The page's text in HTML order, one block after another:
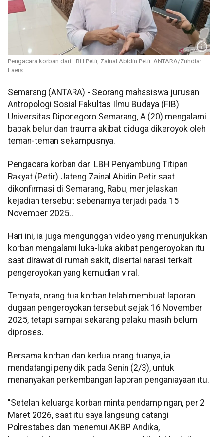
Pengacara korban dari LBH Petir, Zainal Abidin Petir. ANTARA/Zuhdiar
Laeis
Semarang (ANTARA) - Seorang mahasiswa jurusan
Antropologi Sosial Fakultas Ilmu Budaya (FIB)
Universitas Diponegoro Semarang, A (20) mengalami
babak belur dan trauma akibat diduga dikeroyok oleh
teman-teman sekampusnya.
Pengacara korban dari LBH Penyambung Titipan
Rakyat (Petir) Jateng Zainal Abidin Petir saat
dikonfirmasi di Semarang, Rabu, menjelaskan
kejadian tersebut sebenarnya terjadi pada 15
November 2025..
Hari ini, ia juga mengunggah video yang menunjukkan
korban mengalami luka-luka akibat pengeroyokan itu
saat dirawat di rumah sakit, disertai narasi terkait
pengeroyokan yang kemudian viral.
Ternyata, orang tua korban telah membuat laporan
dugaan pengeroyokan tersebut sejak 16 November
2025, tetapi sampai sekarang pelaku masih belum
diproses.
Bersama korban dan kedua orang tuanya, ia
mendatangi penyidik pada Senin (2/3), untuk
menanyakan perkembangan laporan penganiayaan itu.
"Setelah keluarga korban minta pendampingan, per 2
Maret 2026, saat itu saya langsung datangi
Polrestabes dan menemui AKBP Andika,